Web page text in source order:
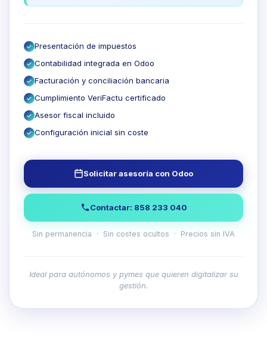
✓ Presentación de impuestos
✓ Contabilidad integrada en Odoo
✓ Facturación y conciliación bancaria
✓ Cumplimiento VeriFactu certificado
✓ Asesor fiscal incluido
✓ Configuración inicial sin coste
Solicitar asesoría con Odoo
Contactar: 858 233 040
Sin permanencia · Sin costes ocultos · Precios sin IVA
Ideal para autónomos y pymes que quieren digitalizar su
gestión.